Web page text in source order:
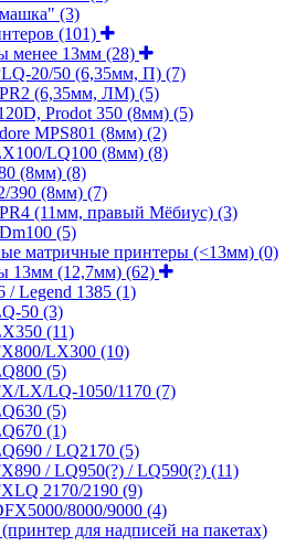
(3)
(101)
менее 13мм (28)
20/50 (6,35мм, П) (7)
(6,35мм, ЛМ) (5)
Prodot 350 (8мм) (5)
MPS801 (8мм) (2)
LQ100 (8мм) (8)
(8мм) (8)
390 (8мм) (7)
(11мм, правый Мёбиус) (3)
(5)
матричные принтеры (<13мм) (0)
13мм (12,7мм) (62)
/ Legend 1385 (1)
50 (3)
(11)
LX300 (10)
(5)
LX/LQ-1050/1170 (7)
(5)
(1)
/ LQ2170 (5)
/ LQ950(?) / LQ590(?) (11)
2170/2190 (9)
8000/9000 (4)
для надписей на пакетах)